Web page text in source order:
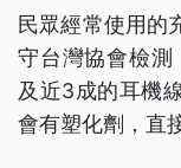
民眾經常使用的
守台灣協會檢測
及近3成的耳機
會有塑化劑，直